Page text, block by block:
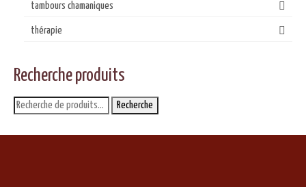
tambours chamaniques
thérapie
Recherche produits
Recherche
pour :
Recherche